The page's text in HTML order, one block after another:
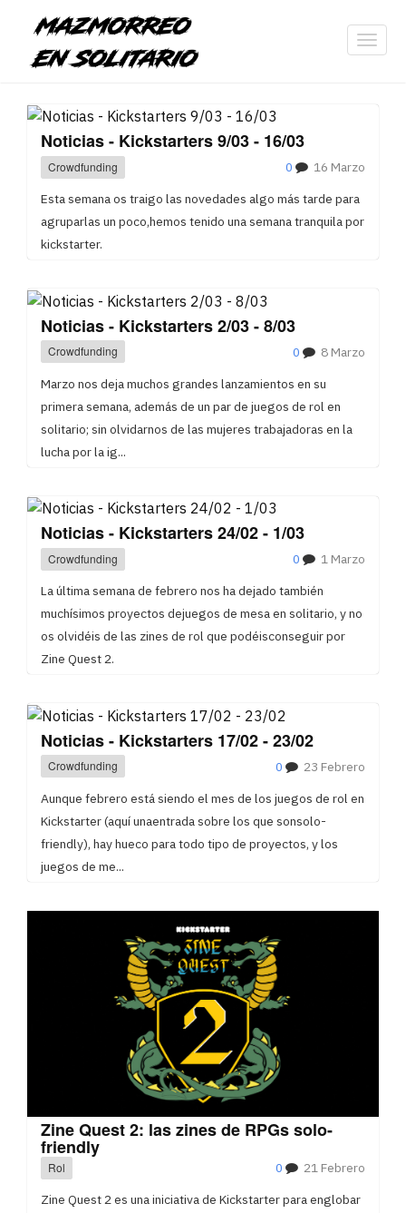
Noticias - Kickstarters 9/03 - 16/03
Crowdfunding 16 Marzo
0
Esta semana os traigo las novedades algo más tarde para
agruparlas un poco,hemos tenido una semana tranquila por
kickstarter.
Noticias - Kickstarters 2/03 - 8/03
Crowdfunding 8 Marzo
0
Marzo nos deja muchos grandes lanzamientos en su
primera semana, además de un par de juegos de rol en
solitario; sin olvidarnos de las mujeres trabajadoras en la
lucha por la ig...
Noticias - Kickstarters 24/02 - 1/03
Crowdfunding 1 Marzo
0
La última semana de febrero nos ha dejado también
muchísimos proyectos dejuegos de mesa en solitario, y no
os olvidéis de las zines de rol que podéisconseguir por
Zine Quest 2.
Noticias - Kickstarters 17/02 - 23/02
Crowdfunding 23 Febrero
0
Aunque febrero está siendo el mes de los juegos de rol en
Kickstarter (aquí unaentrada sobre los que sonsolo-
friendly), hay hueco para todo tipo de proyectos, y los
juegos de me...
Zine Quest 2: las zines de RPGs solo-
friendly
Rol 21 Febrero
0
Zine Quest 2 es una iniciativa de Kickstarter para englobar